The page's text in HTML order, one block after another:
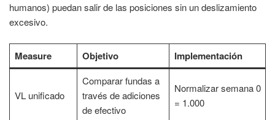
humanos) puedan salir de las posiciones sin un deslizamiento
excesivo.
Measure Objetivo Implementación
VL unificado
Comparar fundas a
través de adiciones
de efectivo
Normalizar semana 0
= 1.000